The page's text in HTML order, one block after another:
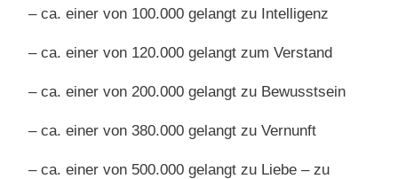
– ca. einer von 100.000 gelangt zu Intelligenz
– ca. einer von 120.000 gelangt zum Verstand
– ca. einer von 200.000 gelangt zu Bewusstsein
– ca. einer von 380.000 gelangt zu Vernunft
– ca. einer von 500.000 gelangt zu Liebe – zu